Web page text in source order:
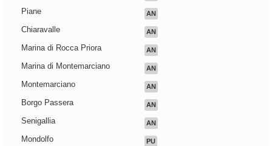
Piane AN
Chiaravalle AN
Marina di Rocca Priora AN
Marina di Montemarciano AN
Montemarciano AN
Borgo Passera AN
Senigallia AN
Mondolfo PU